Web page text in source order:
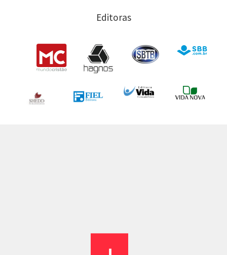
Editoras